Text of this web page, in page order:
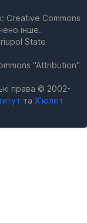
Creative Commons
інше.
State
"Attribution"
права © 2002-
та Х’юлет